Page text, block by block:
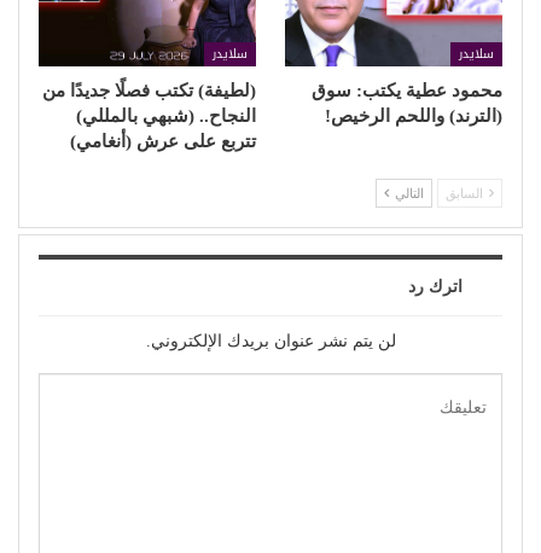
سلايدر
محمود عطية يكتب: سوق
(الترند) واللحم الرخيص!
سلايدر
(لطيفة) تكتب فصلًا جديدًا من
النجاح.. (شبهي بالمللي)
تتربع على عرش (أنغامي)
السابق التالي
اترك رد
لن يتم نشر عنوان بريدك الإلكتروني.